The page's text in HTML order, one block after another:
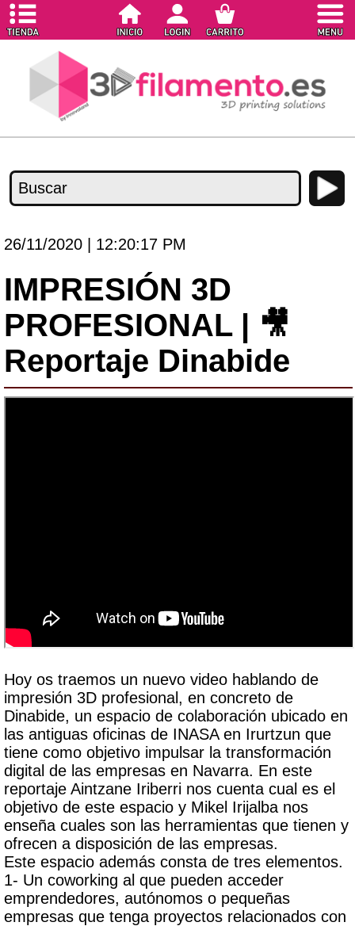
26/11/2020 | 12:20:17 PM
IMPRESIÓN 3D
PROFESIONAL | 🎥
Reportaje Dinabide
Hoy os traemos un nuevo video hablando de
impresión 3D profesional, en concreto de
Dinabide, un espacio de colaboración ubicado en
las antiguas oficinas de INASA en Irurtzun que
tiene como objetivo impulsar la transformación
digital de las empresas en Navarra. En este
reportaje Aintzane Iriberri nos cuenta cual es el
objetivo de este espacio y Mikel Irijalba nos
enseña cuales son las herramientas que tienen y
ofrecen a disposición de las empresas.
Este espacio además consta de tres elementos.
1- Un coworking al que pueden acceder
emprendedores, autónomos o pequeñas
empresas que tenga proyectos relacionados con